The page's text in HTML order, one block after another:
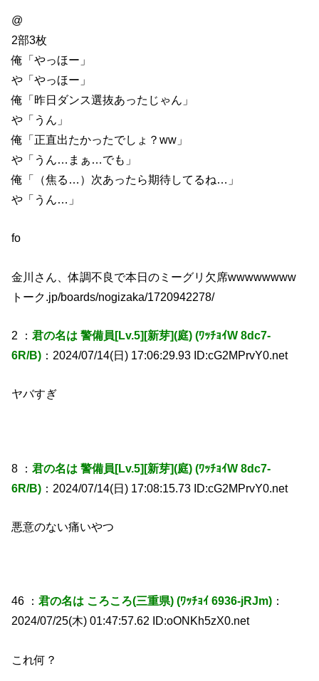
@
2部3枚
俺「やっほー」
や「やっほー」
俺「昨日ダンス選抜あったじゃん」
や「うん」
俺「正直出たかったでしょ？ww」
や「うん…まぁ…でも」
俺「（焦る…）次あったら期待してるね…」
や「うん…」
fo
金川さん、体調不良で本日のミーグリ欠席wwwwwwww
トーク.jp/boards/nogizaka/1720942278/
2 ：君の名は 警備員[Lv.5][新芽](庭) (ﾜｯﾁｮｲW 8dc7-
6R/B) ：2024/07/14(日) 17:06:29.93 ID:cG2MPrvY0.net
ヤバすぎ
8 ：君の名は 警備員[Lv.5][新芽](庭) (ﾜｯﾁｮｲW 8dc7-
6R/B) ：2024/07/14(日) 17:08:15.73 ID:cG2MPrvY0.net
悪意のない痛いやつ
46 ：君の名は ころころ(三重県) (ﾜｯﾁｮｲ 6936-jRJm) ：
2024/07/25(木) 01:47:57.62 ID:oONKh5zX0.net
これ何？